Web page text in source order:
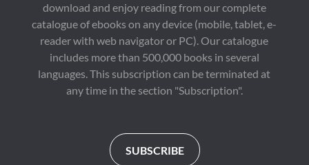
download and enjoy reading from our complete
catalogue of ebooks on any device (mobile, tablet, e-
reader with web navigator or PC). Our catalogue
includes more than 500,000 books in several
languages. This subscription can be terminated at
any time in the section "Subscription".
SUBSCRIBE